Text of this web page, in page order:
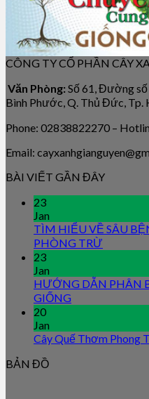
CÔNG TY CỔ PHẦN CÂY
Văn Phòng: Số 61, Đường số
Bình Phước, Q. Thủ Đức, Tp.
Phone: 02838822270 –
Email:
BÀI VIẾT GẦN ĐÂY
23
Jan
TÌM HIỂU VỀ SÂU
PHÒNG TRỪ
23
Jan
HƯỚNG DẪN PHÂN
GIỐNG
20
Jan
Cây Quế Thơm Phong
BẢN ĐỒ